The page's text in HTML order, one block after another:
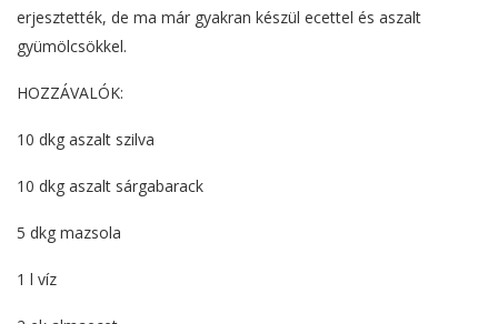
erjesztették, de ma már gyakran készül ecettel és aszalt
gyümölcsökkel.
HOZZÁVALÓK:
10 dkg aszalt szilva
10 dkg aszalt sárgabarack
5 dkg mazsola
1 l víz